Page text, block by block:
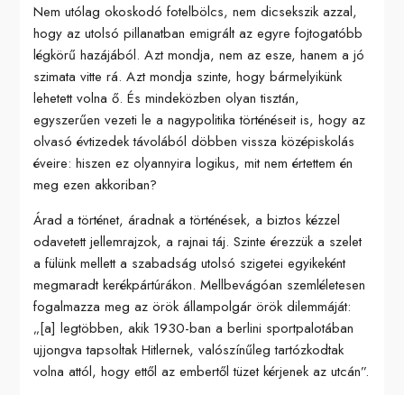
Nem utólag okoskodó fotelbölcs, nem dicsekszik azzal,
hogy az utolsó pillanatban emigrált az egyre fojtogatóbb
légkörű hazájából. Azt mondja, nem az esze, hanem a jó
szimata vitte rá. Azt mondja szinte, hogy bármelyikünk
lehetett volna ő. És mindeközben olyan tisztán,
egyszerűen vezeti le a nagypolitika történéseit is, hogy az
olvasó évtizedek távolából döbben vissza középiskolás
éveire: hiszen ez olyannyira logikus, mit nem értettem én
meg ezen akkoriban?
Árad a történet, áradnak a történések, a biztos kézzel
odavetett jellemrajzok, a rajnai táj. Szinte érezzük a szelet
a fülünk mellett a szabadság utolsó szigetei egyikeként
megmaradt kerékpártúrákon. Mellbevágóan szemléletesen
fogalmazza meg az örök állampolgár örök dilemmáját:
„[a] legtöbben, akik 1930-ban a berlini sportpalotában
ujjongva tapsoltak Hitlernek, valószínűleg tartózkodtak
volna attól, hogy ettől az embertől tüzet kérjenek az utcán”.